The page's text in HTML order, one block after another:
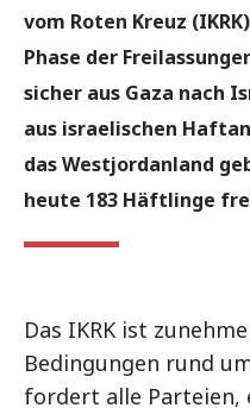
vom Roten Kreuz
Phase der
sicher aus Gaza nach
aus israelischen
das Westjordanland
heute 183 Häftlinge
Das IKRK ist
Bedingungen rund
fordert alle Parteien,